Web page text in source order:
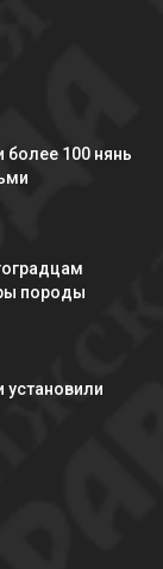
более 100 нянь
породы
установили